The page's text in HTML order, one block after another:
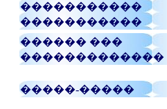
�����������
�����������
������ ���
�������������
�����-�����